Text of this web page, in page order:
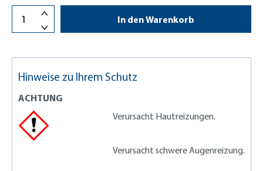
In den Warenkorb
Hinweise zu Ihrem Schutz
ACHTUNG
Verursacht Hautreizungen.
Verursacht schwere Augenreizung.